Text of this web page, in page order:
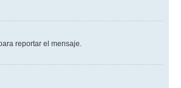
reportar el mensaje.